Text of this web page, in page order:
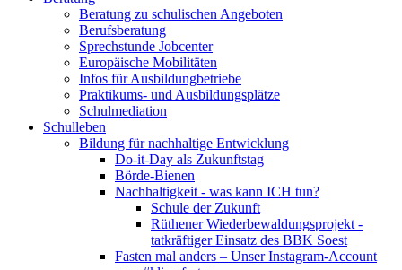
Beratung zu schulischen Angeboten
Berufsberatung
Sprechstunde Jobcenter
Europäische Mobilitäten
Infos für Ausbildungbetriebe
Praktikums- und Ausbildungsplätze
Schulmediation
Schulleben
Bildung für nachhaltige Entwicklung
Do-it-Day als Zukunftstag
Börde-Bienen
Nachhaltigkeit - was kann ICH tun?
Schule der Zukunft
Rüthener Wiederbewaldungsprojekt -
tatkräftiger Einsatz des BBK Soest
Fasten mal anders – Unser Instagram-Account